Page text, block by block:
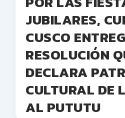
JUBILARES,
CUSCO
RESOLUCIÓN
DECLARA
CULTURAL DE
AL PUTUTU